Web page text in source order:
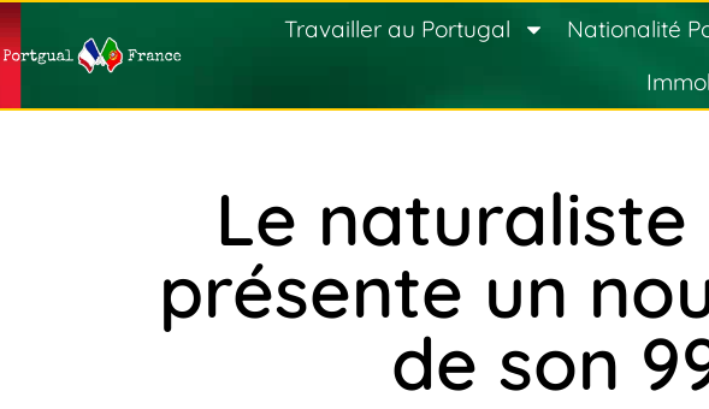
Travailler au Portugal Nationalité
Le
présente un
de son